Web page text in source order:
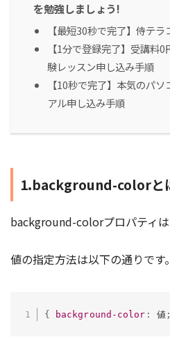
を勉強しましょう!
【最短30秒で完了】侍テ
【1分で登録完了】受講
験レッスン申し込み手順
【10秒で完了】本気のパ
アル申し込み手順
1.background-colorと
background-colorプロパティは
値の指定方法は以下の通りです。
{ background-color : 値;